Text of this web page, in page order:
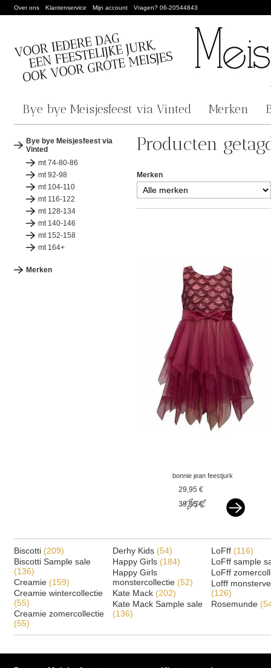
Over ons Klantenservice Mijn account Vragen? 06-20544843
Bye bye Meisjesfeest via Vinted Merken
Bye bye Meisjesfeest via
Vinted
mt 74-80-86
mt 92-98
mt 104-110
mt 116-122
mt 128-134
mt 140-146
mt 152-158
mt 164+
Merken
Producten
Merken
bonnie jean feestjurk
bordeauxrood v
29,95 €
39,95 €
Biscotti (209)
Biscotti Sample sale
(136)
Creamie (159)
Creamie wintercollectie
(55)
Creamie zomercollectie
(55)
Derhy Kids (54)
Happy Girls (184)
Happy Girls
monstercollectie (52)
Kate Mack (202)
Kate Mack Sample sale
(136)
LoFff (116)
LoFff sample
LoFff
Lofff
(126)
Rosemunde